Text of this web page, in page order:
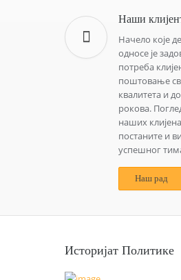
Наши
Начело које
односе је
потреба
поштовање
квалитета и
рокова.
наших
постаните и
успешног
Наш рад
Историјат Политике